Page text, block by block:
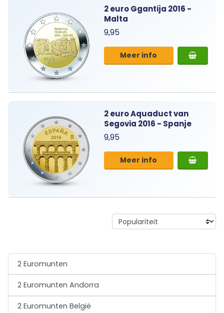
2 Euromunten
2 Euromunten Andorra
2 Euromunten België
2 euro Ggantija 2016 -
Malta
9,95
Meer info
2 euro Aquaduct van
Segovia 2016 - Spanje
9,95
Meer info